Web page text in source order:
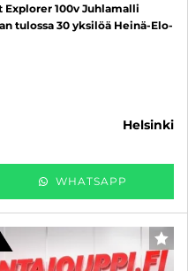
Explorer 100v Juhlamalli
tulossa 30 yksilöä Heinä-Elo-
helsinki
WHATSAPP